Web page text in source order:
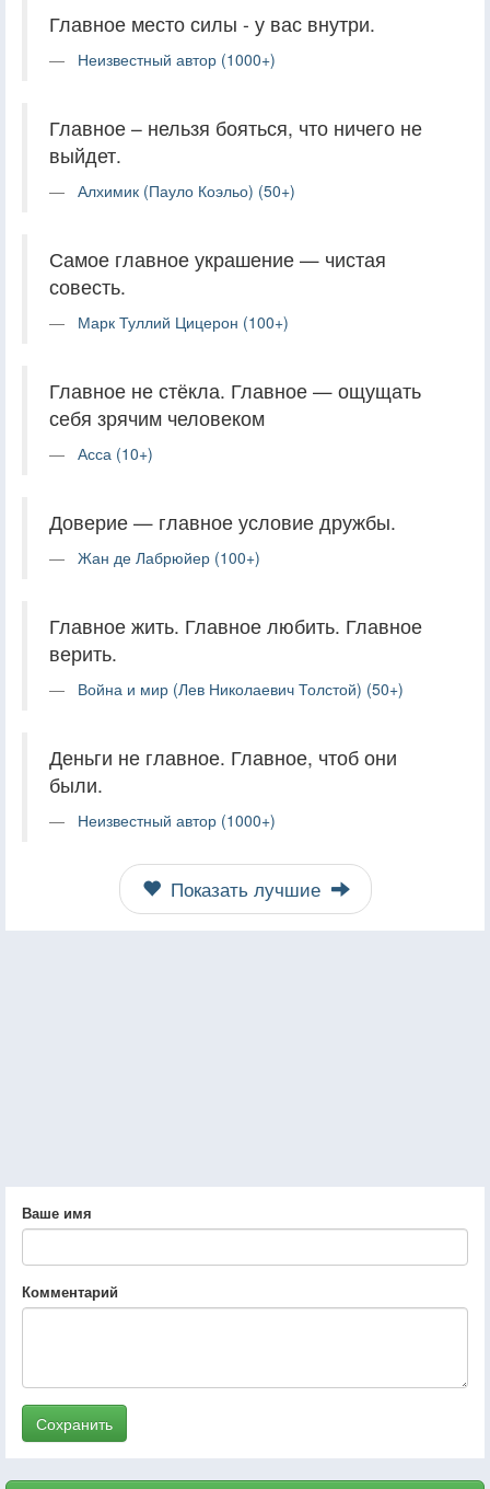
Главное место силы - у вас внутри.
Неизвестный автор (1000+)
Главное – нельзя бояться, что ничего не
выйдет.
Алхимик (Пауло Коэльо) (50+)
Самое главное украшение — чистая
совесть.
Марк Туллий Цицерон (100+)
Главное не стёкла. Главное — ощущать
себя зрячим человеком
Асса (10+)
Доверие — главное условие дружбы.
Жан де Лабрюйер (100+)
Главное жить. Главное любить. Главное
верить.
Война и мир (Лев Николаевич Толстой) (50+)
Деньги не главное. Главное, чтоб они
были.
Неизвестный автор (1000+)
Показать лучшие
Ваше имя
Комментарий
Сохранить